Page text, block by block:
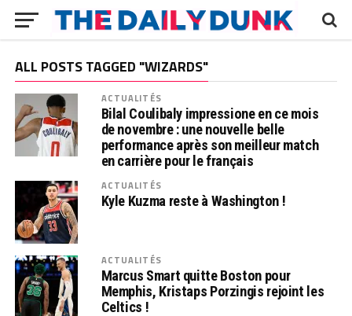
ALL POSTS TAGGED "WIZARDS"
ACTUALITÉS
Bilal Coulibaly impressione en ce mois
de novembre : une nouvelle belle
performance après son meilleur match
en carrière pour le français
ACTUALITÉS
Kyle Kuzma reste à Washington !
ACTUALITÉS
Marcus Smart quitte Boston pour
Memphis, Kristaps Porzingis rejoint les
Celtics !